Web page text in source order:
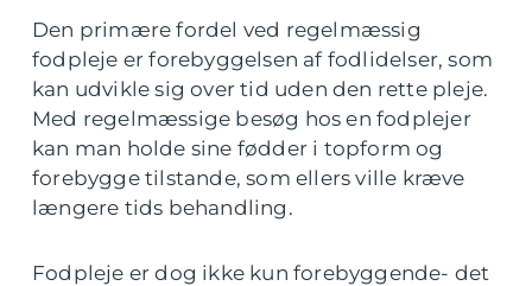
Den primære fordel ved regelmæssig
fodpleje er forebyggelsen af fodlidelser, som
kan udvikle sig over tid uden den rette pleje.
Med regelmæssige besøg hos en fodplejer
kan man holde sine fødder i topform og
forebygge tilstande, som ellers ville kræve
længere tids behandling.
Fodpleje er dog ikke kun forebyggende- det